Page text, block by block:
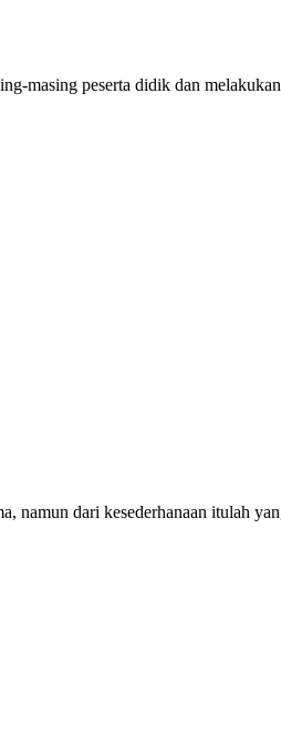
masing peserta didik dan
namun dari kesederhanaan itulah